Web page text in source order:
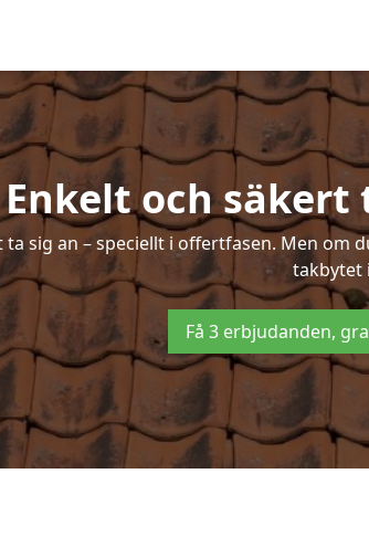
Enkelt och
sig an – speciellt i offertfasen. Men
takbytet
Få 3 erbjudanden,